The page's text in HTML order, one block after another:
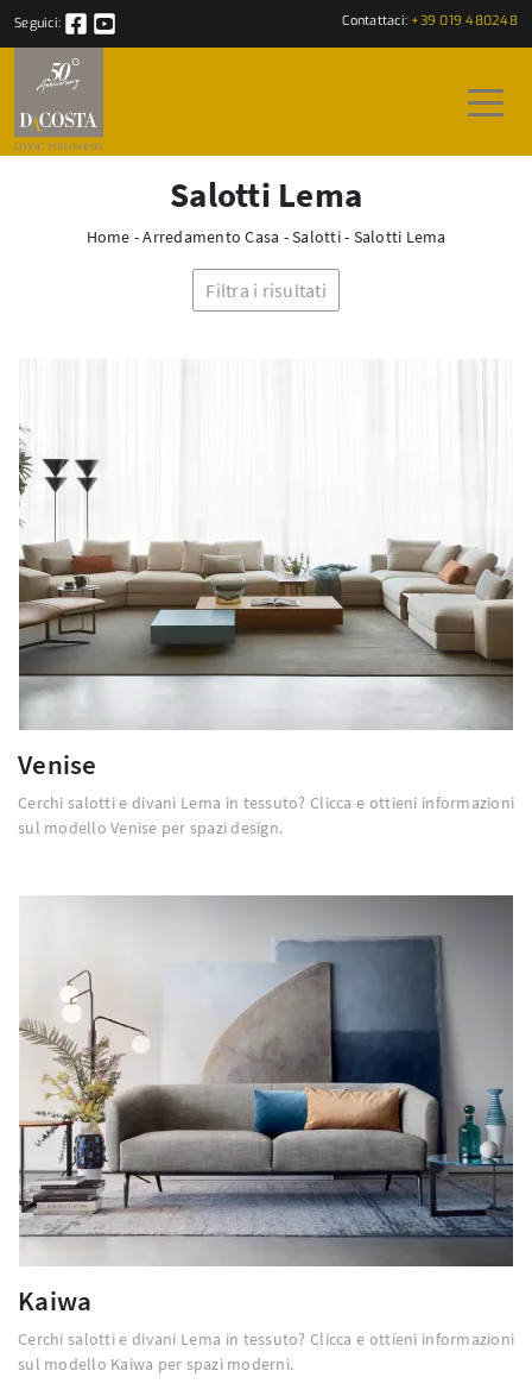
Seguici: Contattaci: +39 019 480248
Salotti Lema
Home -Arredamento Casa -Salotti- Salotti Lema
Filtra i risultati
Venise
Cerchi salotti e divani Lema in tessuto? Clicca e ottieni informazioni
sul modello Venise per spazi design.
Kaiwa
Cerchi salotti e divani Lema in tessuto? Clicca e ottieni informazioni
sul modello Kaiwa per spazi moderni.